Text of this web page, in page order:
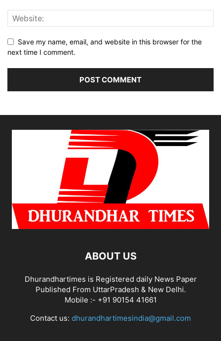
Save my name, email, and website in this browser for the
next time I comment.
ABOUT US
Dhurandhartimes is Registered daily News Paper
Published From UttarPradesh & New Delhi.
Mobile :- +91 90154 41661
Contact us: dhurandhartimesindia@gmail.com